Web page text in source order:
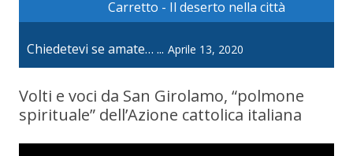
Carretto - Il deserto nella città
Chiedetevi se amate… ... Aprile 13, 2020
Volti e voci da San Girolamo, “polmone
spirituale” dell’Azione cattolica italiana